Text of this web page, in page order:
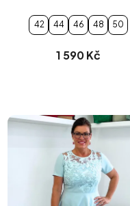
42 44 46 48 50
1 590 Kč